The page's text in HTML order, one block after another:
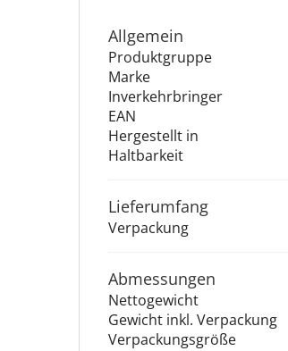
Allgemein
Produktgruppe
Marke
Inverkehrbringer
EAN
Hergestellt in
Haltbarkeit
Lieferumfang
Verpackung
Abmessungen
Nettogewicht
Gewicht inkl. Verpackung
Verpackungsgröße